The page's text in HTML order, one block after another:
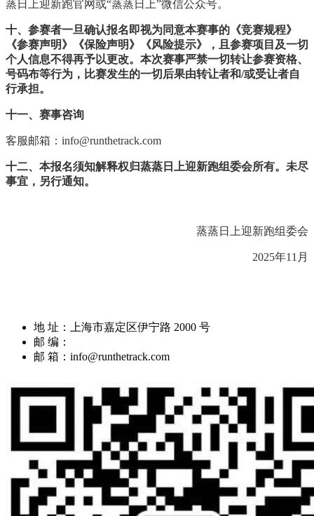
蒸日上迎新跑官网或“蒸蒸日上”微信公众号。
十、参赛者一旦确认报名即视为同意本赛事的《竞赛规程》
《参赛声明》《保险声明》《风险提示》，且参赛项目及一切
个人信息不得再予以更改。本次赛事严禁一切转让参赛资格、
号码布等行为，比赛发生的一切后果由转让者和/或受让者自
行承担。
十一、赛事咨询
客服邮箱：info@runthetrack.com
十二、本报名须知解释权归蒸蒸日上迎新跑组委会所有。未尽
事宜，另行通知。
蒸蒸日上迎新跑组委会
2025年11 月
地 址：上海市嘉定区伊宁路 2000 号
邮 编：
邮 箱：info@runthetrack.com